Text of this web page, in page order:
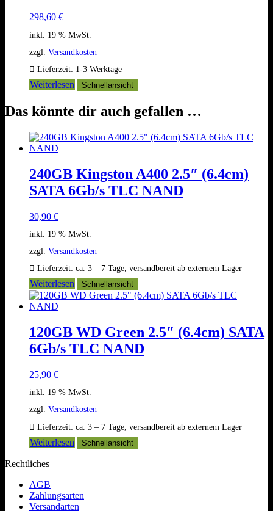
298,60 €
inkl. 19 % MwSt.
zzgl. Versandkosten
Lieferzeit: 1-3 Werktage
Weiterlesen Schnellansicht
Das könnte dir auch gefallen …
240GB Kingston A400 2.5″ (6.4cm)
SATA 6Gb/s TLC NAND
30,90 €
inkl. 19 % MwSt.
zzgl. Versandkosten
Lieferzeit: ca. 3 – 7 Tage, versandbereit ab externem Lager
Weiterlesen Schnellansicht
120GB WD Green 2.5″ (6.4cm) SATA
6Gb/s TLC NAND
25,90 €
inkl. 19 % MwSt.
zzgl. Versandkosten
Lieferzeit: ca. 3 – 7 Tage, versandbereit ab externem Lager
Weiterlesen Schnellansicht
Rechtliches
AGB
Zahlungsarten
Versandarten